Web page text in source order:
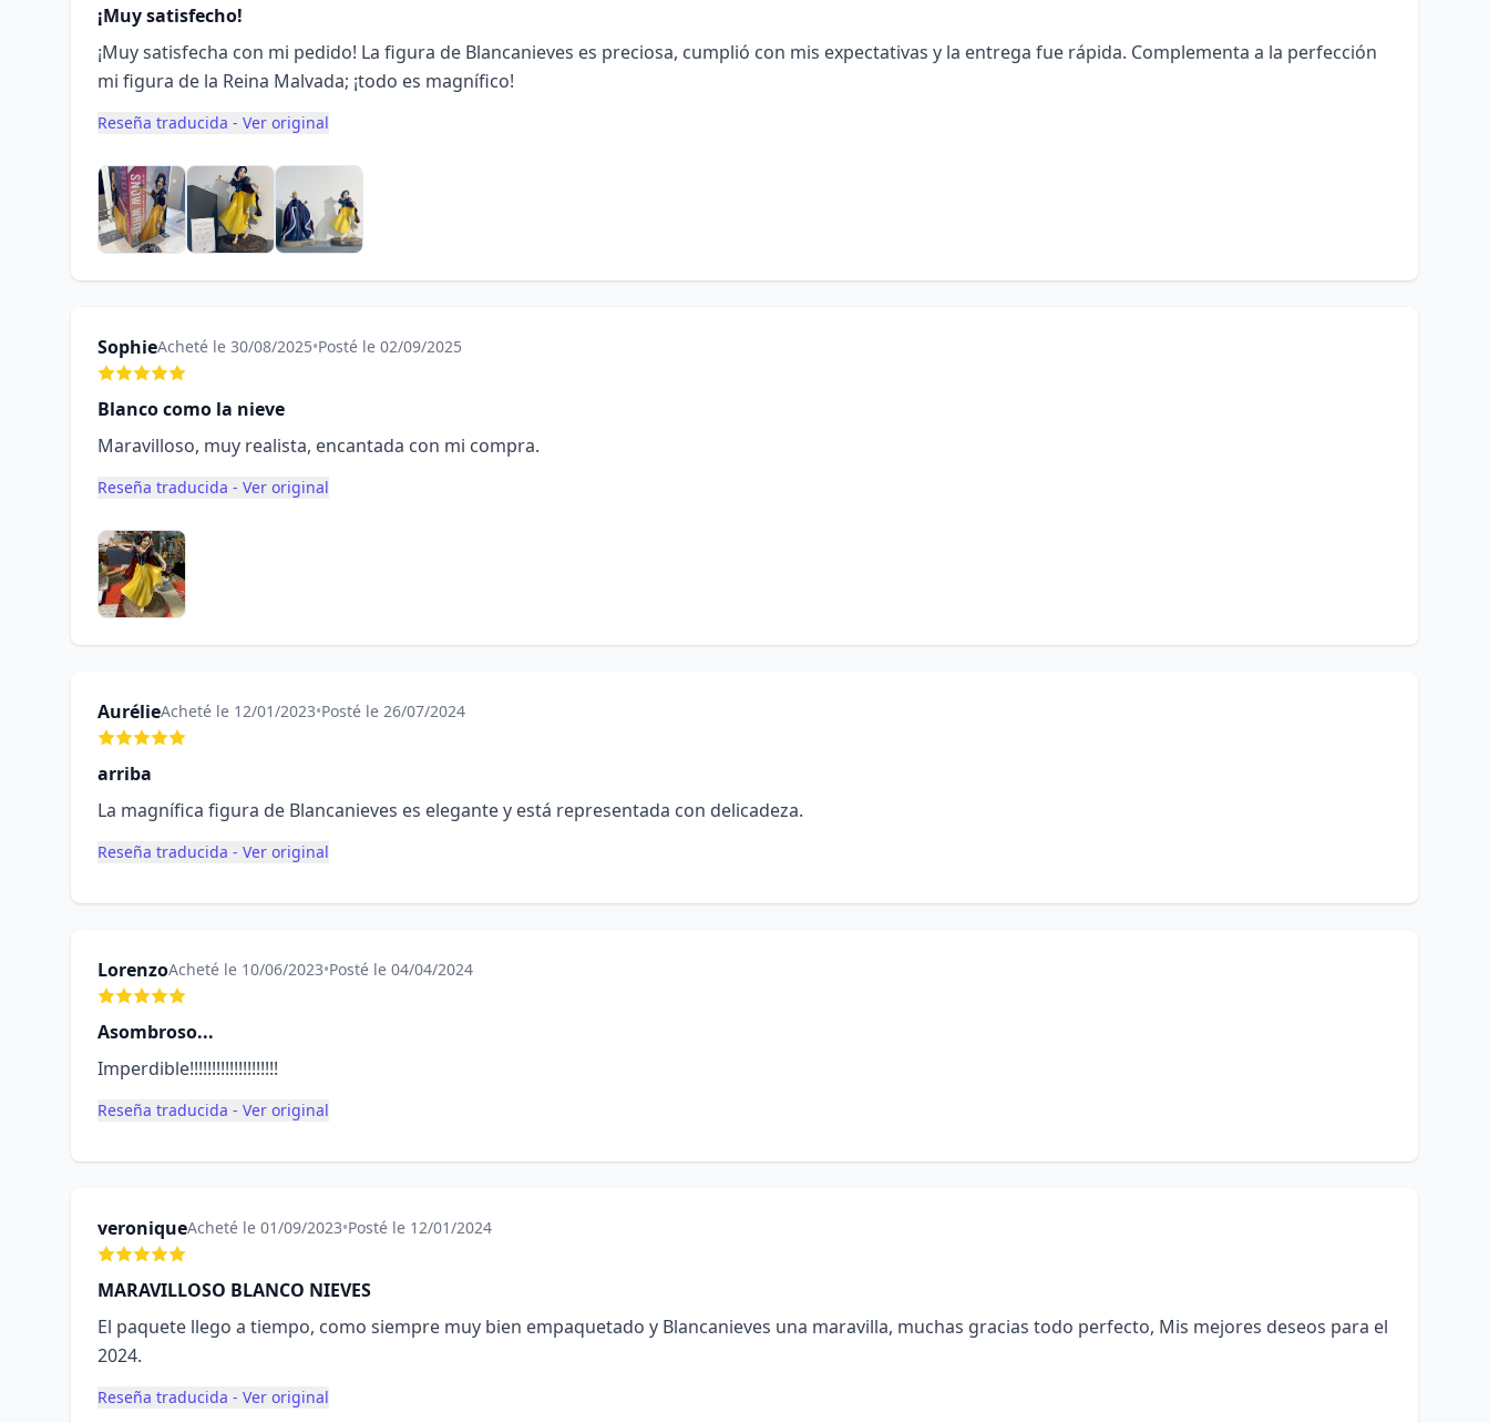
¡Muy satisfecho!
¡Muy satisfecha con mi pedido! La figura de Blancanieves es preciosa, cumplió con mis expectativas y la entrega fue rápida. Complementa a la perfección
mi figura de la Reina Malvada; ¡todo es magnífico!
Reseña traducida - Ver original
SophieAcheté le 30/08/2025•Posté le 02/09/2025
Blanco como la nieve
Maravilloso, muy realista, encantada con mi compra.
Reseña traducida - Ver original
AurélieAcheté le 12/01/2023•Posté le 26/07/2024
arriba
La magnífica figura de Blancanieves es elegante y está representada con delicadeza.
Reseña traducida - Ver original
LorenzoAcheté le 10/06/2023•Posté le 04/04/2024
Asombroso...
Imperdible!!!!!!!!!!!!!!!!!!!!
Reseña traducida - Ver original
veroniqueAcheté le 01/09/2023•Posté le 12/01/2024
MARAVILLOSO BLANCO NIEVES
El paquete llego a tiempo, como siempre muy bien empaquetado y Blancanieves una maravilla, muchas gracias todo perfecto, Mis mejores deseos para el
2024.
Reseña traducida - Ver original